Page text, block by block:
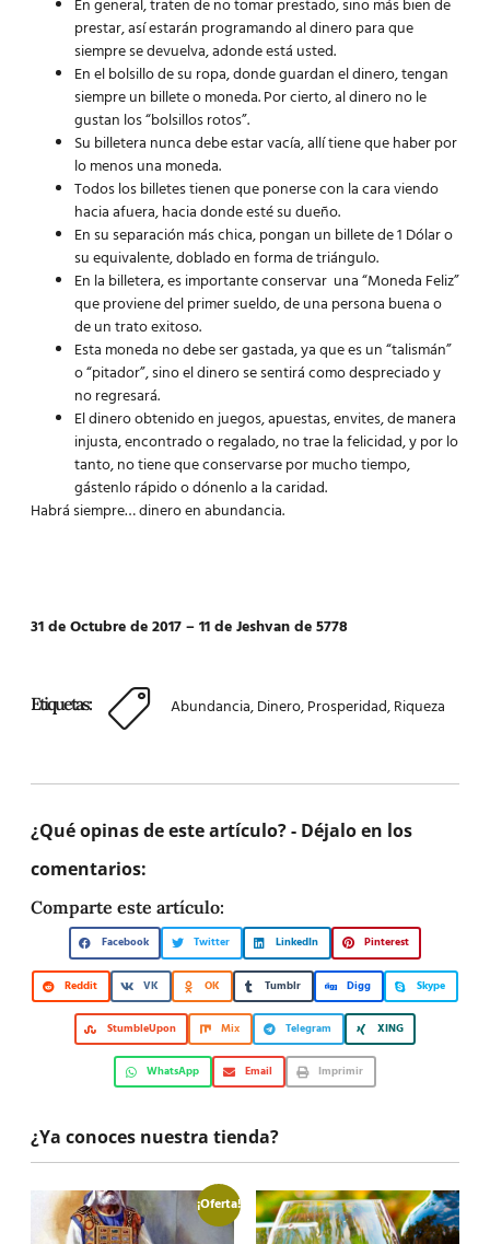
En general, traten de no tomar prestado, sino más bien de
prestar, así estarán programando al dinero para que
siempre se devuelva, adonde está usted.
En el bolsillo de su ropa, donde guardan el dinero, tengan
siempre un billete o moneda. Por cierto, al dinero no le
gustan los “bolsillos rotos”.
Su billetera nunca debe estar vacía, allí tiene que haber por
lo menos una moneda.
Todos los billetes tienen que ponerse con la cara viendo
hacia afuera, hacia donde esté su dueño.
En su separación más chica, pongan un billete de 1 Dólar o
su equivalente, doblado en forma de triángulo.
En la billetera, es importante conservar una “Moneda Feliz”
que proviene del primer sueldo, de una persona buena o
de un trato exitoso.
Esta moneda no debe ser gastada, ya que es un “talismán”
o “pitador”, sino el dinero se sentirá como despreciado y
no regresará.
El dinero obtenido en juegos, apuestas, envites, de manera
injusta, encontrado o regalado, no trae la felicidad, y por lo
tanto, no tiene que conservarse por mucho tiempo,
gástenlo rápido o dónenlo a la caridad.
Habrá siempre…dinero en abundancia.
31 de Octubre de 2017 – 11 de Jeshvan de 5778
Etiquetas: Abundancia,Dinero,Prosperidad,Riqueza
¿Qué opinas de este artículo? - Déjalo en los
comentarios:
Comparte este artículo:
Facebook Twitter LinkedIn Pinterest
Reddit VK OK Tumblr Digg Skype
StumbleUpon Mix Telegram XING
WhatsApp Email Imprimir
¿Ya conoces nuestra tienda?
¡Oferta!